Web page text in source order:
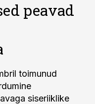
peavad
toimunud
siseriiklike